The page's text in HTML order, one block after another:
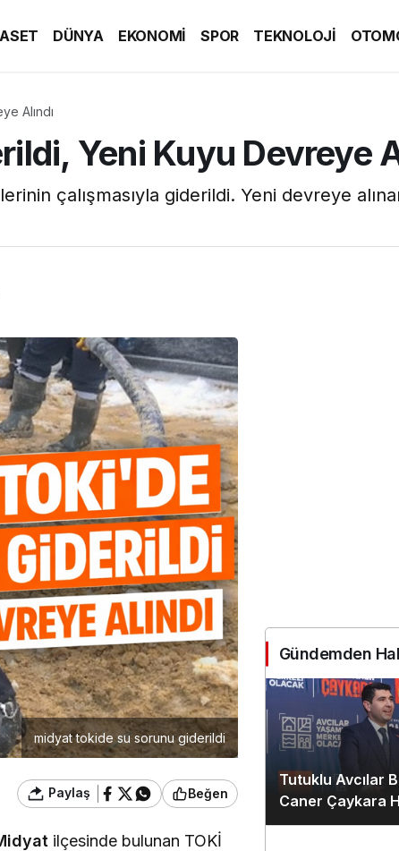
DÜNYA EKONOMİ SPOR TEKNOLOJİ
Alındı
Yeni Kuyu Devreye
çalışmasıyla giderildi. Yeni devreye
midyat tokide su sorunu giderildi
Paylaş Beğen
ilçesinde bulunan TOKİ
Gündemden
Tutuklu Avcılar
Caner Çaykara
Kararı